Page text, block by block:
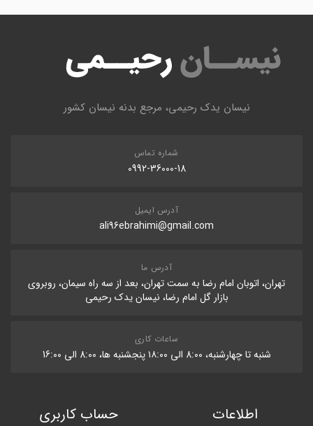
نیسان یدک رحیمی، مرجع بدنه نیسان کشور
شماره تماس
0992-36000-18
آدرس ایمیل
ali96ebrahimi@gmail.com
آدرس ما
تهران، اتوبان امام رضا به سمت تهران، بعد از سه راه سیمان، روبروی
بازار گل امام رضا، نیسان یدک رحیمی
ساعات کاری
شنبه تا چهارشنبه، 8:۰۰ الی ۱۸:۰۰ پنجشنبه ها، 8:۰۰ الی 16:۰۰
اطلاعات حساب کاربری